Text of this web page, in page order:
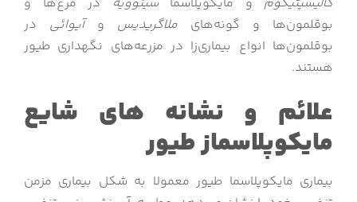
بوقلمون‌ها و گونه‌های ملاگریدیس وآیوائی در
بوقلمون‌ها انواع بیماری‌زا در مزرعه‌های نگهداری طیور
هستند.
علائم و نشانه‌ های شایع
مایکوپلاسماز طیور
بیماری مایکوپلاسما طیور معمولا به‌ شکل بیماری مزمن